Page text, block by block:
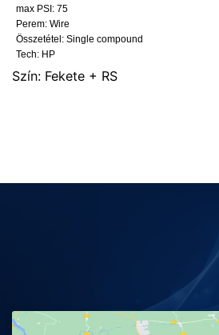
max PSI: 75
Perem: Wire
Összetétel: Single compound
Tech: HP
Szín: Fekete + RS